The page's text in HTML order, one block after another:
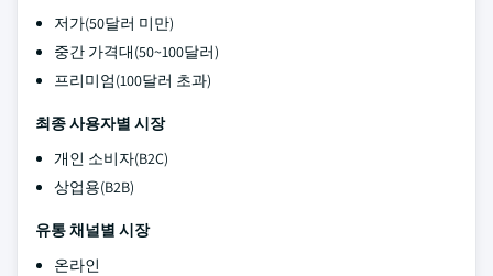
저가(50달러 미만)
중간 가격대(50~100달러)
프리미엄(100달러 초과)
최종 사용자별 시장
개인 소비자(B2C)
상업용(B2B)
유통 채널별 시장
온라인